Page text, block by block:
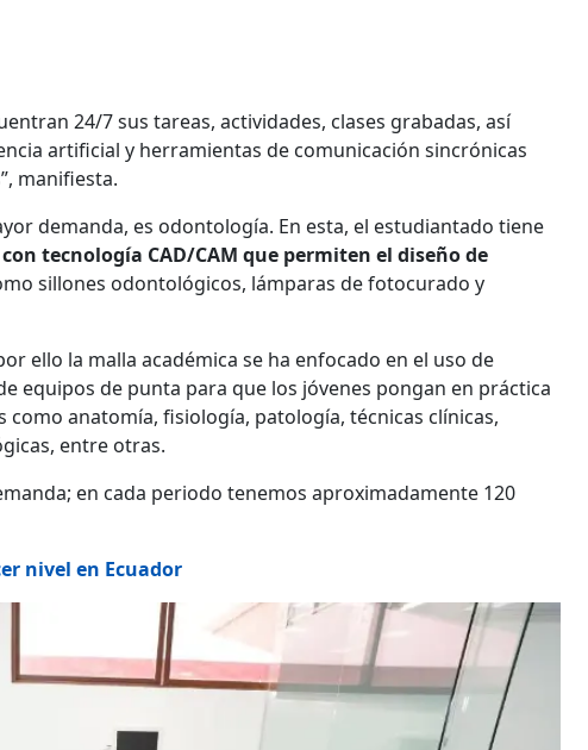
24/7 sus tareas, actividades, clases grabadas, así
artificial y herramientas de comunicación sincrónicas
manifiesta.
demanda, es odontología. En esta, el estudiantado tiene
tecnología CAD/CAM que permiten el diseño de
sillones odontológicos, lámparas de fotocurado y
ello la malla académica se ha enfocado en el uso de
equipos de punta para que los jóvenes pongan en práctica
anatomía, fisiología, patología, técnicas clínicas,
entre otras.
en cada periodo tenemos aproximadamente 120
nivel en Ecuador